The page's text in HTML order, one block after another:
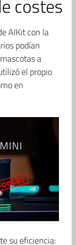
costes
AIKit con la
podían
a
el propio
en
su eficiencia: